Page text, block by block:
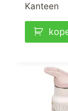
Kanteen